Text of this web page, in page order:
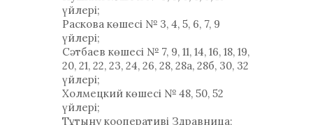
үйлері;
Раскова көшесі № 3, 4, 5, 6, 7, 9
үйлері;
Сәтбаев көшесі № 7, 9, 11, 14, 16, 18, 19,
20, 21, 22, 23, 24, 26, 28, 28а, 28б, 30, 32
үйлері;
Холмецкий көшесі № 48, 50, 52
үйлері;
Тұтыну кооперативі Здравница;